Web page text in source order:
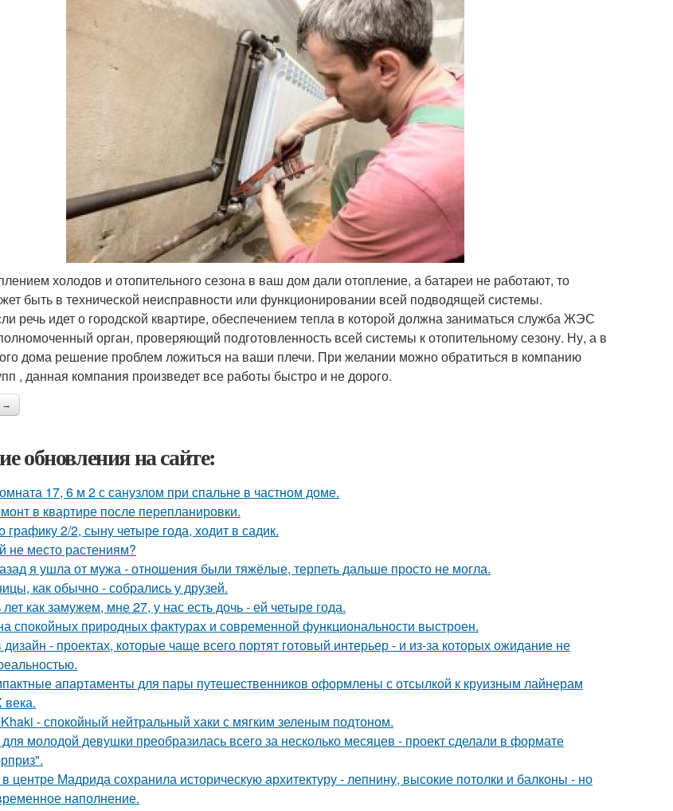
холодов и отопительного сезона в ваш дом дали отопление, а батареи не работают, то
быть в технической неисправности или функционировании всей подводящей системы.
речь идет о городской квартире, обеспечением тепла в которой должна заниматься служба ЖЭС
орган, проверяющий подготовленность всей системы к отопительному сезону. Ну, а в
дома решение проблем ложиться на ваши плечи. При желании можно обратиться в компанию
, данная компания произведет все работы быстро и не дорого.
→
обновления на сайте:
17, 6 м 2 с санузлом при спальне в частном доме.
в квартире после перепланировки.
графику 2/2, сыну четыре года, ходит в садик.
не место растениям?
я ушла от мужа - отношения были тяжёлые, терпеть дальше просто не могла.
как обычно - собрались у друзей.
как замужем, мне 27, у нас есть дочь - ей четыре года.
спокойных природных фактурах и современной функциональности выстроен.
- проектах, которые чаще всего портят готовый интерьер - и из-за которых ожидание не
апартаменты для пары путешественников оформлены с отсылкой к круизным лайнерам
- спокойный нейтральный хаки с мягким зеленым подтоном.
молодой девушки преобразилась всего за несколько месяцев - проект сделали в формате
центре Мадрида сохранила историческую архитектуру - лепнину, высокие потолки и балконы - но
наполнение.